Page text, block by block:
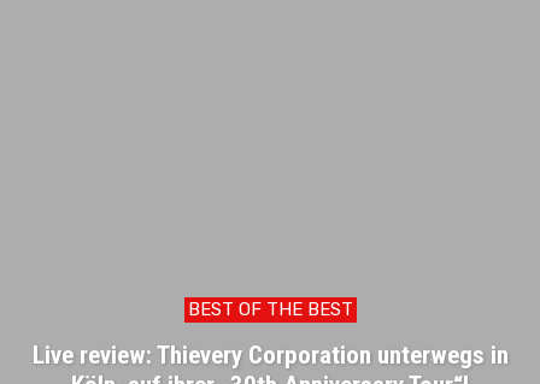
BEST OF THE BEST
Live review: Thievery Corporation unterwegs in